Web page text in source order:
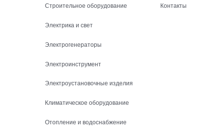
Строительное оборудование
Электрика и свет
Электрогенераторы
Электроинструмент
Электроустановочные изделия
Климатическое оборудование
Отопление и водоснабжение
Контакты